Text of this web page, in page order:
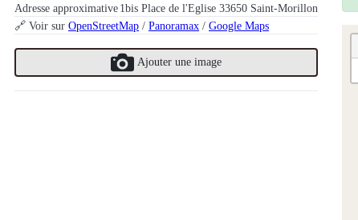
Adresse approximative1bis Place de l'Eglise 33650 Saint-Morillon
🔗 Voir sur OpenStreetMap / Panoramax / Google Maps
Ajouter une image